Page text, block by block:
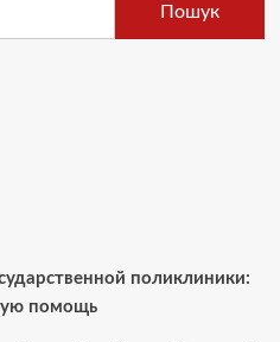
Пошук
поликлиники:
помощь